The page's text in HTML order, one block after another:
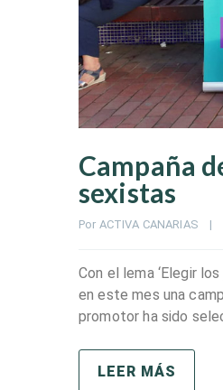
Campaña
sexistas
Por ACTIVA CANARIAS |
Con el lema ‘Elegir
en este mes una
promotor ha sido
LEER MÁS